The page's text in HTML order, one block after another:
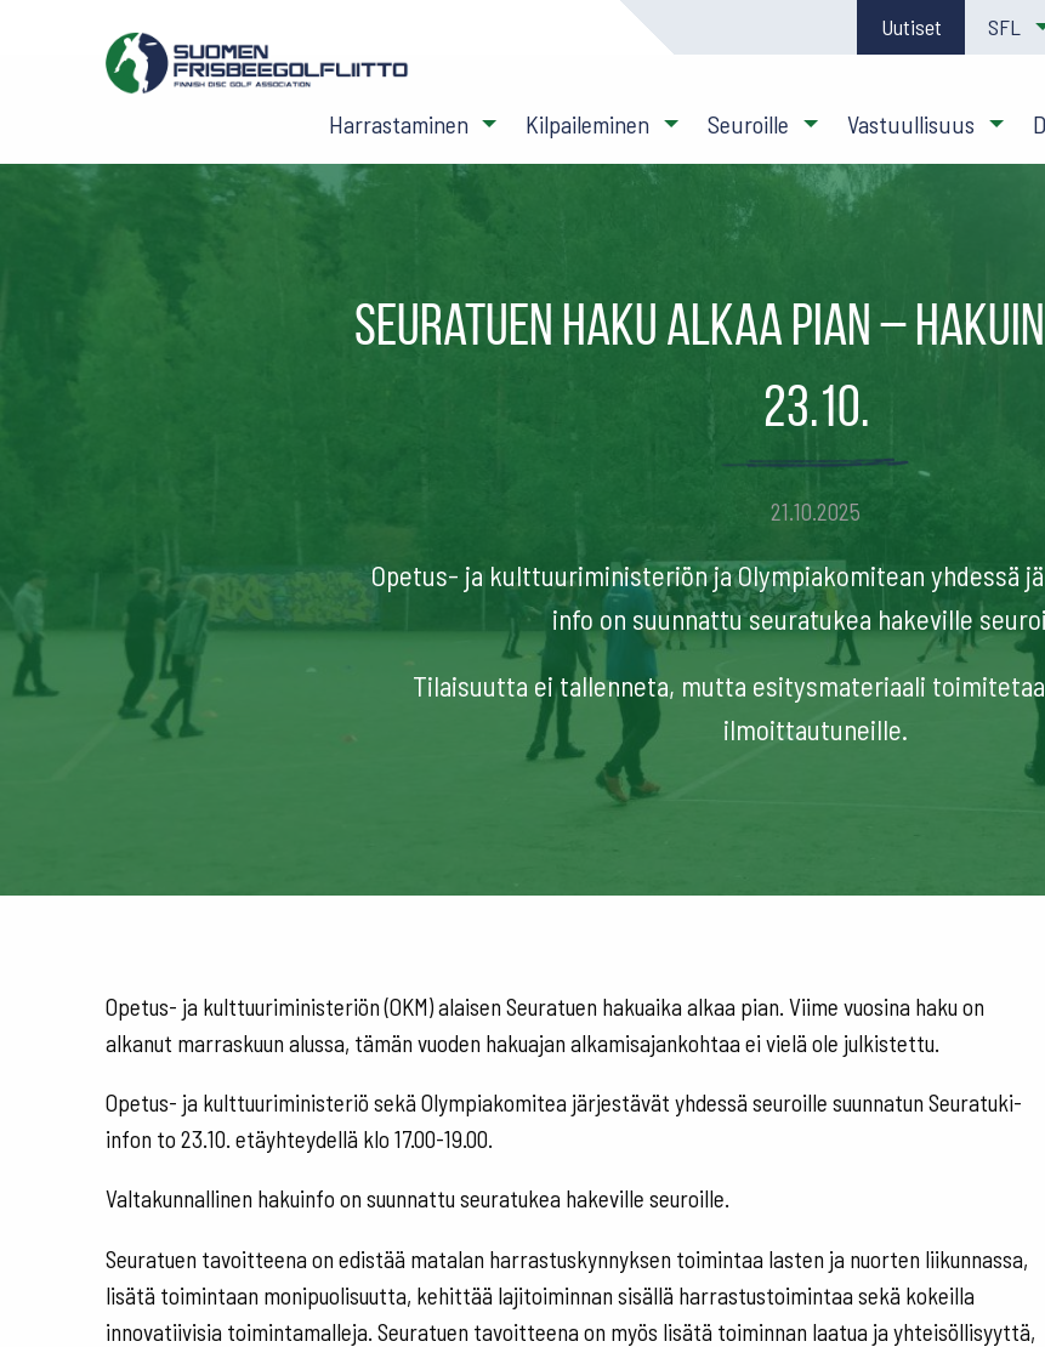
Uutiset SFL
Harrastaminen Kilpaileminen Seuroille Vastuullisuus
Seuratuen haku alkaa pian –
23.10.
21.10.2025
Opetus- ja kulttuuriministeriön ja Olympiakomitean yhdessä
info on suunnattu seuratukea hakeville
Tilaisuutta ei tallenneta, mutta esitysmateriaali
ilmoittautuneille.
Opetus- ja kulttuuriministeriön (OKM) alaisen Seuratuen hakuaika alkaa pian. Viime vuosina haku on
alkanut marraskuun alussa, tämän vuoden hakuajan alkamisajankohtaa ei vielä ole julkistettu.
Opetus- ja kulttuuriministeriö sekä Olympiakomitea järjestävät yhdessä seuroille suunnatun Seuratuki-
infon to 23.10. etäyhteydellä klo 17.00-19.00.
Valtakunnallinen hakuinfo on suunnattu seuratukea hakeville seuroille.
Seuratuen tavoitteena on edistää matalan harrastuskynnyksen toimintaa lasten ja nuorten liikunnassa,
lisätä toimintaan monipuolisuutta, kehittää lajitoiminnan sisällä harrastustoimintaa sekä kokeilla
innovatiivisia toimintamalleja. Seuratuen tavoitteena on myös lisätä toiminnan laatua ja yhteisöllisyyttä,